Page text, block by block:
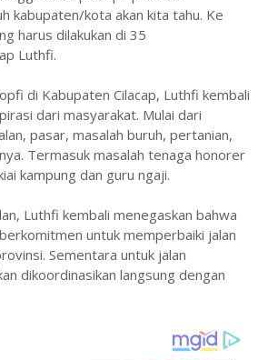
kabupaten/kota akan kita tahu. Ke
harus dilakukan di 35
Luthfi.
di Kabupaten Cilacap, Luthfi kembali
dari masyarakat. Mulai dari
pasar, masalah buruh, pertanian,
Termasuk masalah tenaga honorer
kampung dan guru ngaji.
Luthfi kembali menegaskan bahwa
untuk memperbaiki jalan
Sementara untuk jalan
dikoordinasikan langsung dengan